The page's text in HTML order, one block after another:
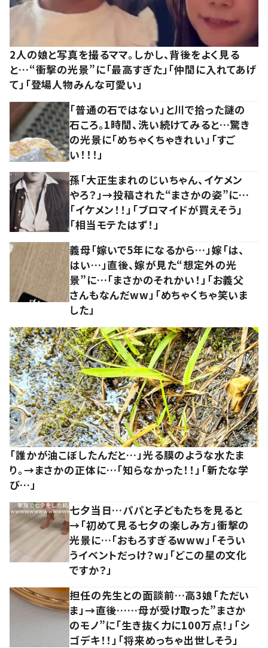
2人の娘と写真を撮るママ。しかし、背後をよく見る
と…“衝撃の光景”に「最高すぎた」「仲間に入れてあげ
て」「登場人物みんな可愛い」
「普通の石ではない」と川で拾った謎の
石ころ。1時間、洗い続けてみると…驚き
の光景に「めちゃくちゃきれい」「すご
い！！！」
孫「大正生まれのじいちゃん、イケメン
やろ？」→投稿された“まさかの姿”に…
「イケメン！！」「ブロマイドが買えそう」
「相当モテたはず！」
義母「嫁いで5年になるから…」嫁「は、
はい…」直後、嫁が見た“想定外の光
景”に…「まさかのそれかい！」「お義父
さんもなんだww」「めちゃくちゃ笑いま
した」
「誰かが油こぼしたんだと…」光る膜のような水たま
り。→まさかの正体に…「知らなかった！！」「新たな学
び…」
七夕当日…パパと子どもたちを見ると
→「初めて見る七夕の楽しみ方」衝撃の
光景に…「おもろすぎるwww」「そうい
うイベントだっけ？w」「どこの星の文化
ですか？」
担任の先生との面談前…高3娘「ただい
ま」→直後……母が受け取った”まさか
のモノ”に「生き抜く力に100万点！」「シ
ゴデキ！！」「将来めっちゃ出世しそう」